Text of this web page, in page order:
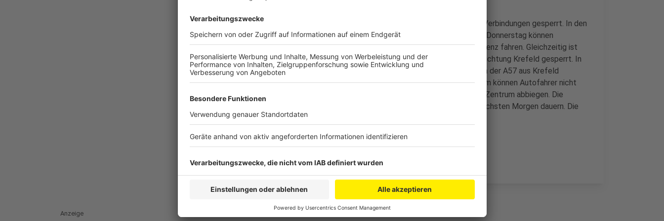
Nach Angaben von Straßen.NRW sind bis Ende der Woche einige Verbindungen gesperrt. In den
nächsten Nächten von Dienstag auf Mittwoch und Mittwoch auf Donnerstag können
Autofahrer nicht von der A57 aus Köln auf die A1 in Richtung Koblenz fahren. Gleichzeitig ist
die Verbindung von der A1 aus Koblenz kommend auf die A57 in Richtung Krefeld gesperrt. In
der Nacht von Donnerstag auf Freitag ist dann die Verbindung von der A57 aus Krefeld
kommend auf die A1 in Richtung Dortmund an der Reihe. Außerdem können Autofahrer nicht
von der A1 aus Dortmund kommend auf die A57 in Richtung Köln-Zentrum abbiegen. Die
Sperrungen beginnen jeweils um 21 Uhr und sollen bis 6 Uhr am nächsten Morgen dauern. Die
Umleitungen sind mit einem Roten Punkt gekennzeichnet.
Anzeige
Anzeige